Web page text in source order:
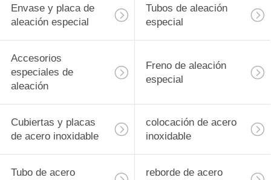
Envase y placa de
aleación especial
Tubos de aleación
especial
Accesorios
especiales de
aleación
Freno de aleación
especial
Cubiertas y placas
de acero inoxidable
colocación de acero
inoxidable
Tubo de acero reborde de acero